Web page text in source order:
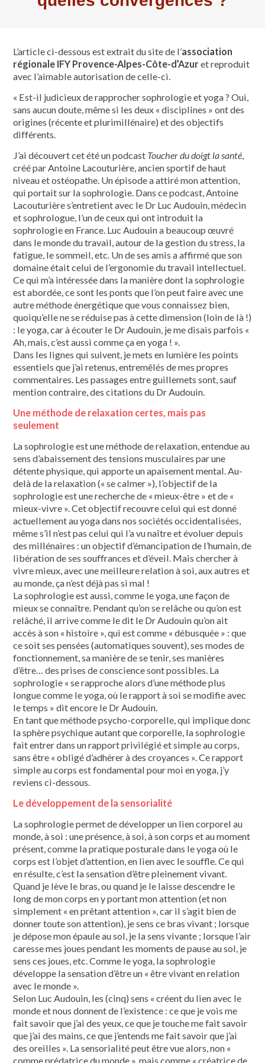
L’article ci-dessous est extrait du site de l’association
régionale IFY Provence-Alpes-Côte-d’Azuret reproduit
avec l’aimable autorisation de celle-ci.
« Est-il judicieux de rapprocher sophrologie et yoga ? Oui,
sans aucun doute, même si les deux « disciplines » ont des
origines (récente et plurimillénaire) et des objectifs
différents.
J’ai découvert cet été un podcast Toucher du doigt la santé
créé par Antoine Lacouturière, ancien sportif de haut
niveau et ostéopathe. Un épisode a attiré mon attention,
qui portait sur la sophrologie. Dans ce podcast, Antoine
Lacouturière s’entretient avec le Dr Luc Audouin, médecin
et sophrologue, l’un de ceux qui ont introduit la
sophrologie en France. Luc Audouin a beaucoup œuvré
dans le monde du travail, autour de la gestion du stress, la
fatigue, le sommeil, etc. Un de ses amis a affirmé que son
domaine était celui de l’ergonomie du travail intellectuel.
Ce qui m’a intéressée dans la manière dont la sophrologie
est abordée, ce sont les ponts que l’on peut faire avec une
autre méthode énergétique que vous connaissez bien,
quoiqu’elle ne se réduise pas à cette dimension (loin de là !)
: le yoga, car à écouter le Dr Audouin, je me disais parfois «
Ah, mais, c’est aussi comme ça en yoga ! ».
Dans les lignes qui suivent, je mets en lumière les points
essentiels que j’ai retenus, entremêlés de mes propres
commentaires. Les passages entre guillemets sont, sauf
mention contraire, des citations du Dr Audouin.
Une méthode de relaxation certes, mais pas
seulement
La sophrologie est une méthode de relaxation, entendue au
sens d’abaissement des tensions musculaires par une
détente physique, qui apporte un apaisement mental. Au-
delà de la relaxation (« se calmer »), l’objectif de la
sophrologie est une recherche de « mieux-être » et de «
mieux-vivre ». Cet objectif recouvre celui qui est donné
actuellement au yoga dans nos sociétés occidentalisées,
même s’il n’est pas celui qui l’a vu naître et évoluer depuis
des millénaires : un objectif d’émancipation de l’humain, de
libération de ses souffrances et d’éveil. Mais chercher à
vivre mieux, avec une meilleure relation à soi, aux autres et
au monde, ça n’est déjà pas si mal !
La sophrologie est aussi, comme le yoga, une façon de
mieux se connaître. Pendant qu’on se relâche ou qu’on est
relâché, il arrive comme le dit le Dr Audouin qu’on ait
accès à son « histoire », qui est comme « débusquée » : que
ce soit ses pensées (automatiques souvent), ses modes de
fonctionnement, sa manière de se tenir, ses manières
d’être… des prises de conscience sont possibles. La
sophrologie « se rapproche alors d’une méthode plus
longue comme le yoga, où le rapport à soi se modifie avec
le temps » dit encore le Dr Audouin.
En tant que méthode psycho-corporelle, qui implique donc
la sphère psychique autant que corporelle, la sophrologie
fait entrer dans un rapport privilégié et simple au corps,
sans être « obligé d’adhérer à des croyances ». Ce rapport
simple au corps est fondamental pour moi en yoga, j’y
reviens ci-dessous.
Le développement de la sensorialité
La sophrologie permet de développer un lien corporel au
monde, à soi : une présence, à soi, à son corps et au moment
présent, comme la pratique posturale dans le yoga où le
corps est l’objet d’attention, en lien avec le souffle. Ce qui
en résulte, c’est la sensation d’être pleinement vivant.
Quand je lève le bras, ou quand je le laisse descendre le
long de mon corps en y portant mon attention (et non
simplement « en prêtant attention », car il s’agit bien de
donner toute son attention), je sens ce bras vivant ; lorsque
je dépose mon épaule au sol, je la sens vivante ; lorsque l’air
caresse mes joues pendant les moments de pause au sol, je
sens ces joues, etc. Comme le yoga, la sophrologie
développe la sensation d’être un « être vivant en relation
avec le monde ».
Selon Luc Audouin, les (cinq) sens « créent du lien avec le
monde et nous donnent de l’existence : ce que je vois me
fait savoir que j’ai des yeux, ce que je touche me fait savoir
que j’ai des mains, ce que j’entends me fait savoir que j’ai
des oreilles ». La sensorialité peut être vue alors, non «
comme prédatrice du monde », mais comme « créatrice de